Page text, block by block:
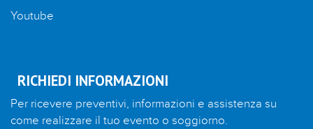
Youtube
RICHIEDI INFORMAZIONI
Per ricevere preventivi, informazioni e assistenza su
come realizzare il tuo evento o soggiorno.